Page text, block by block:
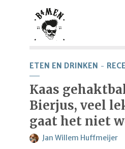
ETEN EN DRINKEN
Kaas
Bierjus, veel
gaat het niet
Jan Willem Huffmeijer